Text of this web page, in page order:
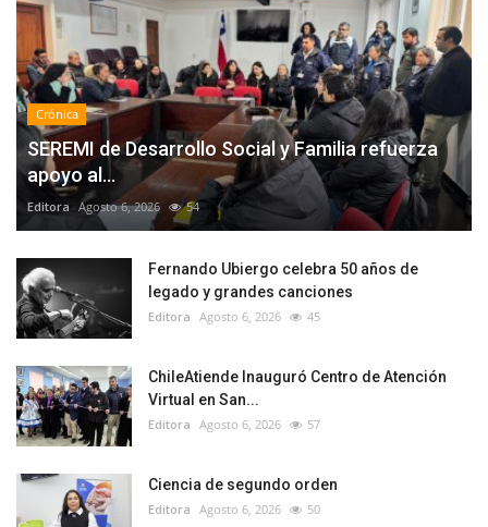
Crónica
SEREMI de Desarrollo Social y Familia refuerza
apoyo al...
Editora Agosto 6, 2026 54
Fernando Ubiergo celebra 50 años de
legado y grandes canciones
Editora Agosto 6, 2026 45
ChileAtiende Inauguró Centro de Atención
Virtual en San...
Editora Agosto 6, 2026 57
Ciencia de segundo orden
Editora Agosto 6, 2026 50